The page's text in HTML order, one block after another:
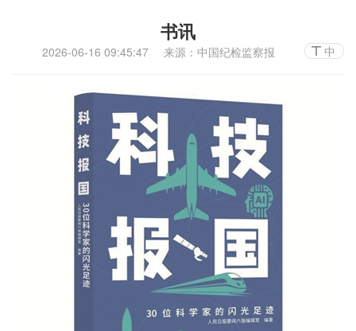
书讯
2026-06-16 09:45:47 来源：中国纪检监察报 中